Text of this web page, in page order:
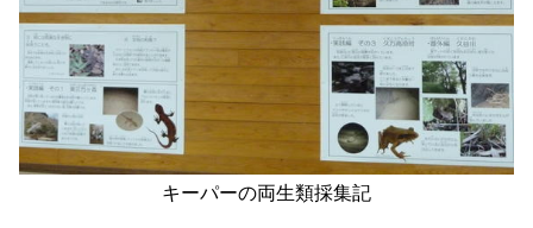
キーパーの両生類採集記